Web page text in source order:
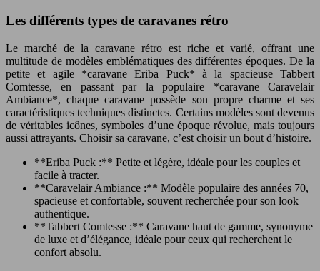
Les différents types de caravanes rétro
Le marché de la caravane rétro est riche et varié, offrant une
multitude de modèles emblématiques des différentes époques. De la
petite et agile *caravane Eriba Puck* à la spacieuse Tabbert
Comtesse, en passant par la populaire *caravane Caravelair
Ambiance*, chaque caravane possède son propre charme et ses
caractéristiques techniques distinctes. Certains modèles sont devenus
de véritables icônes, symboles d’une époque révolue, mais toujours
aussi attrayants. Choisir sa caravane, c’est choisir un bout d’histoire.
**Eriba Puck :** Petite et légère, idéale pour les couples et
facile à tracter.
**Caravelair Ambiance :** Modèle populaire des années 70,
spacieuse et confortable, souvent recherchée pour son look
authentique.
**Tabbert Comtesse :** Caravane haut de gamme, synonyme
de luxe et d’élégance, idéale pour ceux qui recherchent le
confort absolu.